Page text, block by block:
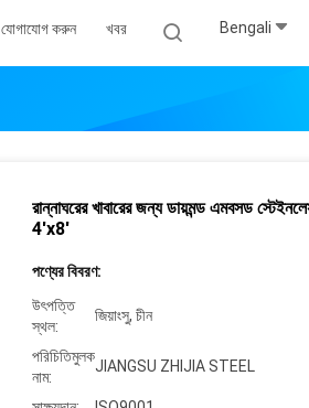
যোগাযোগ করুন খবর Bengali
রান্নাঘরের খাবারের জন্য ডায়মন্ড এমবসড
4'x8'
পণ্যের বিবরণ:
উৎপত্তি
স্থল:
জিয়াংসু, চীন
পরিচিতিমুলক
নাম:
JIANGSU ZHIJIA STEEL